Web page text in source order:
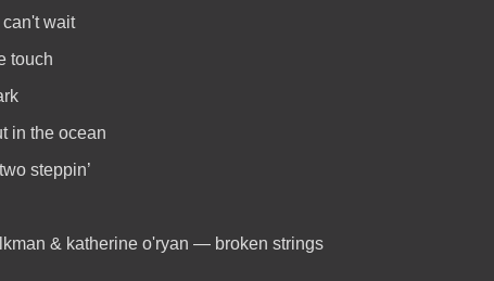
wait
touch
in the ocean
steppin’
& katherine o'ryan — broken strings